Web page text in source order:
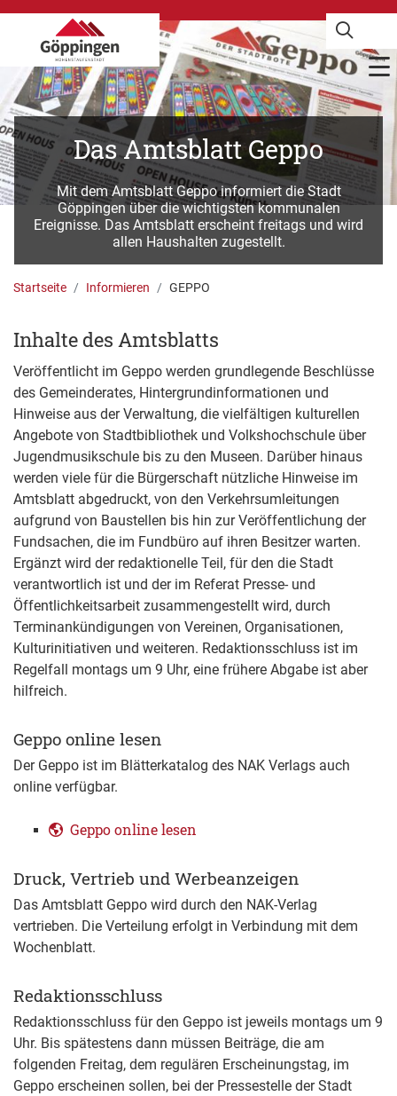
Das Amtsblatt Geppo
Mit dem Amtsblatt Geppo informiert die Stadt
Göppingen über die wichtigsten kommunalen
Ereignisse. Das Amtsblatt erscheint freitags und wird
allen Haushalten zugestellt.
Startseite Informieren GEPPO
Inhalte des Amtsblatts
Veröffentlicht im Geppo werden grundlegende Beschlüsse
des Gemeinderates, Hintergrundinformationen und
Hinweise aus der Verwaltung, die vielfältigen kulturellen
Angebote von Stadtbibliothek und Volkshochschule über
Jugendmusikschule bis zu den Museen. Darüber hinaus
werden viele für die Bürgerschaft nützliche Hinweise im
Amtsblatt abgedruckt, von den Verkehrsumleitungen
aufgrund von Baustellen bis hin zur Veröffentlichung der
Fundsachen, die im Fundbüro auf ihren Besitzer warten.
Ergänzt wird der redaktionelle Teil, für den die Stadt
verantwortlich ist und der im Referat Presse- und
Öffentlichkeitsarbeit zusammengestellt wird, durch
Terminankündigungen von Vereinen, Organisationen,
Kulturinitiativen und weiteren. Redaktionsschluss ist im
Regelfall montags um 9 Uhr, eine frühere Abgabe ist aber
hilfreich.
Geppo online lesen
Der Geppo ist im Blätterkatalog des NAK Verlags auch
online verfügbar.
Geppo online lesen
Druck, Vertrieb und Werbeanzeigen
Das Amtsblatt Geppo wird durch den NAK-Verlag
vertrieben. Die Verteilung erfolgt in Verbindung mit dem
Wochenblatt.
Redaktionsschluss
Redaktionsschluss für den Geppo ist jeweils montags um 9
Uhr. Bis spätestens dann müssen Beiträge, die am
folgenden Freitag, dem regulären Erscheinungstag, im
Geppo erscheinen sollen, bei der Pressestelle der Stadt